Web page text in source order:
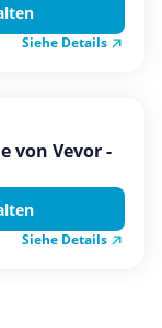
Siehe Details
von Vevor -
Siehe Details